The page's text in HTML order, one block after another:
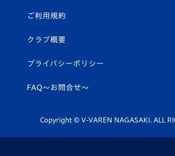
平和祈念活動
ホームタウン活動
スクール
ヴィヴィくんインスタグラム
公式LINE＠
ご利用規約
クラブ概要
プライバシーポリシー
FAQ〜お問合せ〜
Copyright © V-VAREN NAGASAKI. ALL